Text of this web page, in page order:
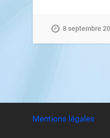
8 septembre
Mentions légales